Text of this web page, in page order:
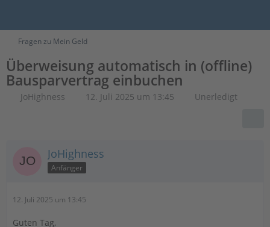
Fragen zu Mein Geld
Überweisung automatisch in (offline)
Bausparvertrag einbuchen
JoHighness 12. Juli 2025 um 13:45 Unerledigt
JoHighness
Anfänger
12. Juli 2025 um 13:45
Guten Tag,